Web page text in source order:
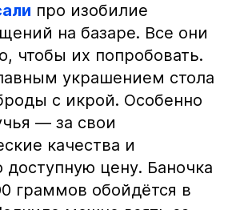
про изобилие
на базаре. Все они
чтобы их попробовать.
украшением стола
с икрой. Особенно
— за свои
качества и
доступную цену. Баночка
граммов обойдётся в